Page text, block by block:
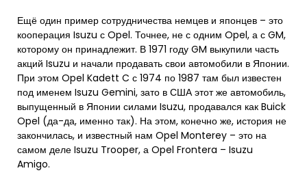
Ещё один пример сотрудничества немцев и японцев – это
кооперация Isuzu с Opel. Точнее, не с одним Opel, а с GM,
которому он принадлежит. В 1971 году GM выкупили часть
акций Isuzu и начали продавать свои автомобили в Японии.
При этом Opel Kadett C с 1974 по 1987 там был известен
под именем Isuzu Gemini, зато в США этот же автомобиль,
выпущенный в Японии силами Isuzu, продавался как Buick
Opel (да-да, именно так). На этом, конечно же, история не
закончилась, и известный нам Opel Monterey – это на
самом деле Isuzu Trooper, а Opel Frontera – Isuzu
Amigo.